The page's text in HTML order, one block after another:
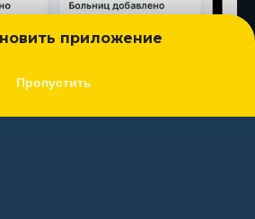
приложение
Пропустить